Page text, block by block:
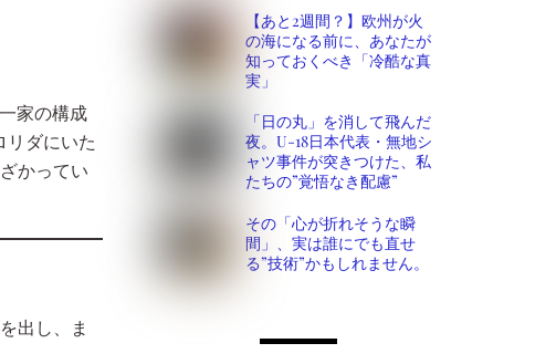
家の構成
リダにいた
かってい
出し、ま
【あと2週間？】欧州が火
の海になる前に、あなたが
知っておくべき「冷酷な真
実」
「日の丸」を消して飛んだ
夜。U-18日本代表・無地シ
ャツ事件が突きつけた、私
たちの”覚悟なき配慮”
その「心が折れそうな瞬
間」、実は誰にでも直せ
る”技術”かもしれません。